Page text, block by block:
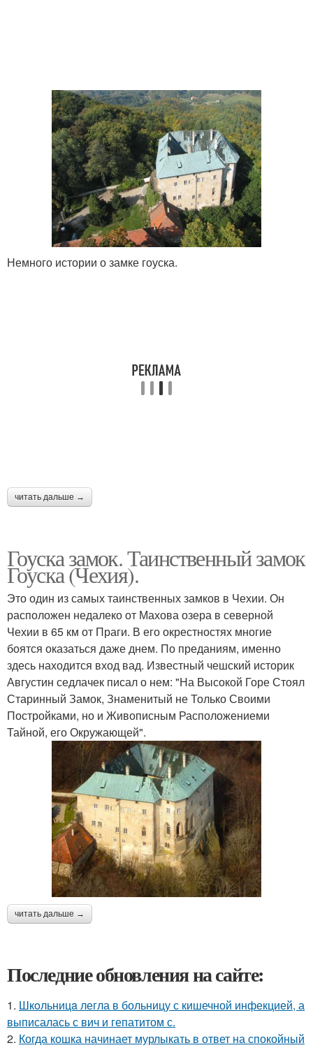
Немного истории о замке гоуска.
читать дальше →
Гоуска замок. Таинственный замок
Гоуска (Чехия).
Это один из самых таинственных замков в Чехии. Он
расположен недалеко от Махова озера в северной
Чехии в 65 км от Праги. В его окрестностях многие
боятся оказаться даже днем. По преданиям, именно
здесь находится вход вад. Известный чешский историк
Августин седлачек писал о нем: "На Высокой Горе Стоял
Старинный Замок, Знаменитый не Только Своими
Постройками, но и Живописным Расположениеми
Тайной, его Окружающей".
читать дальше →
Последние обновления на сайте:
1. Шкoльницa легла в больницу с кишечной инфекцией, а
выписалась с вич и гепатитом с.
2. Когда кошка начинает мурлыкать в ответ на спокойный